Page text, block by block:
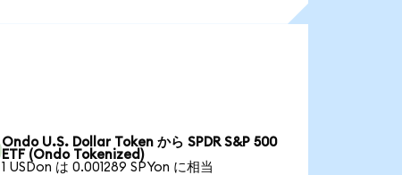
Ondo U.S. Dollar Token から SPDR S&P 500
ETF (Ondo Tokenized)
1 USDon は 0.001289 SPYon に相当